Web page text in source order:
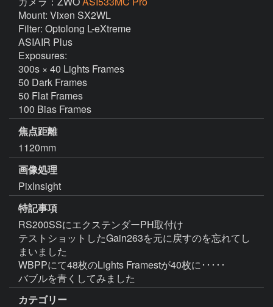
Mount: Vixen SX2WL
Filter: Optolong L-eXtreme
ASIAIR Plus
Exposures:
300s × 40 Lights Frames
50 Dark Frames
50 Flat Frames
100 Bias Frames
焦点距離
1120mm
画像処理
Pixlnsight
特記事項
RS200SSにエクステンダーPH取付け
テストショットしたGain263を元に戻すのを忘れてし
まいました
WBPPにて48枚のLights Framestが40枚に･････
バブルを青くしてみました
カテゴリー